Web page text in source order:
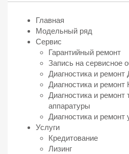
Главная
Модельный ряд
Сервис
Гарантийный ремонт
Запись на сервисное
Диагностика и
Диагностика и
Диагностика и ремонт
аппаратуры
Диагностика и ремонт
Услуги
Кредитование
Лизинг